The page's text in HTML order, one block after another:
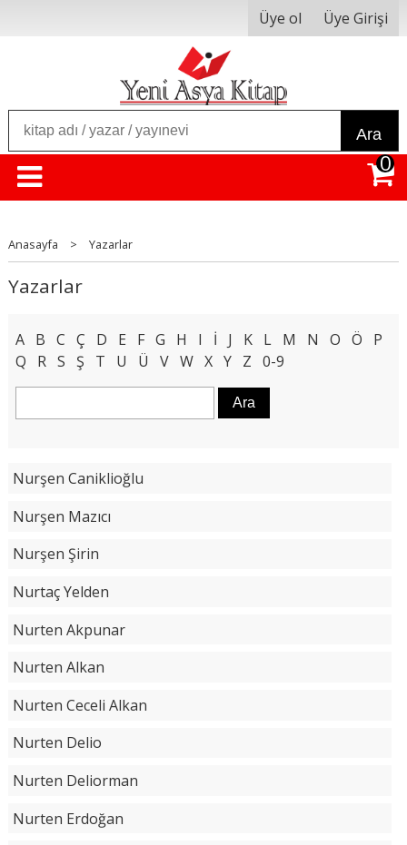
Üye ol Üye Girişi
Ara
0
Anasayfa > Yazarlar
Yazarlar
A B C Ç D E F G H I İ J K L M N O Ö
P
Q
R S Ş T U Ü V W X Y Z 0-9
Nurşen Caniklioğlu
Nurşen Mazıcı
Nurşen Şirin
Nurtaç Yelden
Nurten Akpunar
Nurten Alkan
Nurten Ceceli Alkan
Nurten Delio
Nurten Deliorman
Nurten Erdoğan